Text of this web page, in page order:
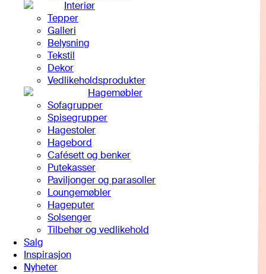
Interiør
Tepper
Galleri
Belysning
Tekstil
Dekor
Vedlikeholdsprodukter
Hagemøbler
Sofagrupper
Spisegrupper
Hagestoler
Hagebord
Cafésett og benker
Putekasser
Paviljonger og parasoller
Loungemøbler
Hageputer
Solsenger
Tilbehør og vedlikehold
Salg
Inspirasjon
Nyheter